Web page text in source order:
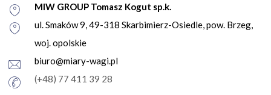
MIW GROUP Tomasz Kogut sp.k.
ul. Smaków 9, 49-318 Skarbimierz-Osiedle, pow. Brzeg,
woj. opolskie
biuro@miary-wagi.pl
(+48) 77 411 39 28